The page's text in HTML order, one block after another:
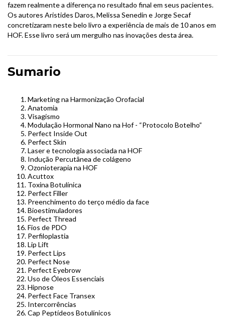
fazem realmente a diferença no resultado final em seus pacientes.
Os autores Aristides Daros, Melissa Senedin e Jorge Secaf
concretizaram neste belo livro a experiência de mais de 10 anos em
HOF. Esse livro será um mergulho nas inovações desta área.
Sumario
Marketing na Harmonização Orofacial
Anatomia
Visagismo
Modulação Hormonal Nano na Hof - “Protocolo Botelho”
Perfect Inside Out
Perfect Skin
Laser e tecnologia associada na HOF
Indução Percutânea de colágeno
Ozonioterapia na HOF
Acuttox
Toxina Botulínica
Perfect Filler
Preenchimento do terço médio da face
Bioestimuladores
Perfect Thread
Fios de PDO
Perfiloplastia
Lip Lift
Perfect Lips
Perfect Nose
Perfect Eyebrow
Uso de Óleos Essenciais
Hipnose
Perfect Face Transex
Intercorrências
Cap Peptídeos Botulínicos